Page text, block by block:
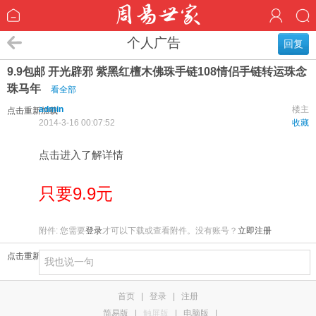
回复
个人广告
9.9包邮 开光辟邪 紫黑红檀木佛珠手链108情侣手链转运珠念
珠马年
看全部
点击重新加载 楼主
admin
收藏
2014-3-16 00:07:52
点击进入了解详情
只要9.9元
附件: 您需要登录才可以下载或查看附件。没有账号？ 立即注册
点击重新加载
首页 登录
注册
简易版
触屏版 电脑版